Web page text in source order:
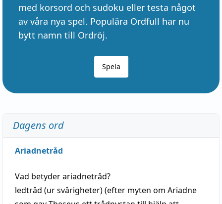
med korsord och sudoku eller testa något
av våra nya spel. Populära Ordfull har nu
bytt namn till Ordröj.
Spela
Dagens ord
Ariadnetråd
Vad betyderariadnetråd?
ledtråd (ur svårigheter) (efter myten om Ariadne